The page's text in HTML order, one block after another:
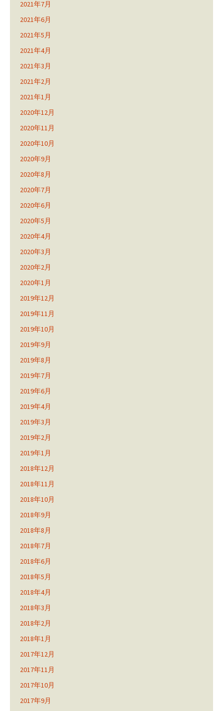
2021年7月
2021年6月
2021年5月
2021年4月
2021年3月
2021年2月
2021年1月
2020年12月
2020年11月
2020年10月
2020年9月
2020年8月
2020年7月
2020年6月
2020年5月
2020年4月
2020年3月
2020年2月
2020年1月
2019年12月
2019年11月
2019年10月
2019年9月
2019年8月
2019年7月
2019年6月
2019年4月
2019年3月
2019年2月
2019年1月
2018年12月
2018年11月
2018年10月
2018年9月
2018年8月
2018年7月
2018年6月
2018年5月
2018年4月
2018年3月
2018年2月
2018年1月
2017年12月
2017年11月
2017年10月
2017年9月